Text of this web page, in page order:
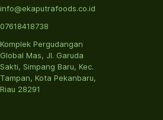
info@ekaputrafoods.co.id
07618418738
Komplek Pergudangan
Global Mas, Jl. Garuda
Sakti, Simpang Baru, Kec.
Tampan, Kota Pekanbaru,
Riau 28291